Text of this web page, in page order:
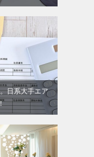
日系大手エア